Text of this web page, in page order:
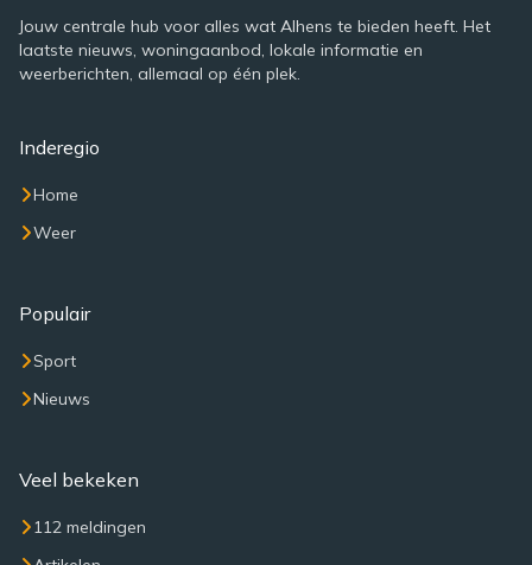
Jouw centrale hub voor alles wat Alhens te bieden heeft. Het
laatste nieuws, woningaanbod, lokale informatie en
weerberichten, allemaal op één plek.
Inderegio
Home
Weer
Populair
Sport
Nieuws
Veel bekeken
112 meldingen